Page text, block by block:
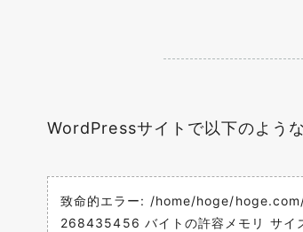
WordPressサイトで以下のよう
致命的エラー: /home/hoge/
268435456 バイトの許容メモリ サイ